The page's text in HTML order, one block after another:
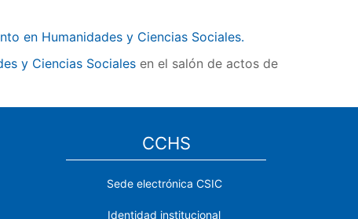
en Humanidades y Ciencias Sociales.
y Ciencias Sociales en el salón de actos de
CCHS
Sede electrónica CSIC
Identidad institucional